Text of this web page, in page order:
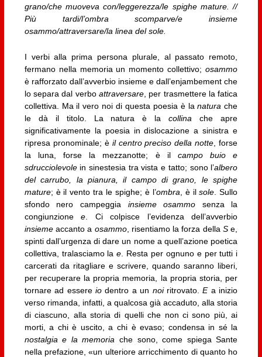
grano/che muoveva con/leggerezza/le spighe mature. //
Più tardi/l’ombra scomparve/e insieme
osammo/attraversare/la linea del sole.
I verbi alla prima persona plurale, al passato remoto,
fermano nella memoria un momento collettivo;osammo
è rafforzato dall’avverbio insieme e dall’enjambement che
lo separa dal verbo attraversare , per trasmettere la fatica
collettiva. Ma il vero noi di questa poesia è lanatura che
le dà il titolo. La natura è lacollina che apre
significativamente la poesia in dislocazione a sinistra e
ripresa pronominale; è il centro preciso della notte , forse
la luna, forse la mezzanotte; è il campo buio e
sdrucciolevolein sinestesia tra vista e tatto; sono l’albero
del carrubo, la pianura, il campo di grano, le spighe
mature; è il vento tra le spighe; è l’ombra , è ilsole . Sullo
sfondo nero campeggia insieme osammo senza la
congiunzionee . Ci colpisce l’evidenza dell’avverbio
insiemeaccanto a osammo, risentiamo la forza della S e,
spinti dall’urgenza di dare un nome a quell’azione poetica
collettiva, tralasciamo lae . Resta per ognuno e per tutti i
carcerati da ritagliare e scrivere, quando saranno liberi,
per recuperare la propria memoria, la propria storia, per
tornare ad essere iodentro a un noiritrovato.Ea inizio
verso rimanda, infatti, a qualcosa già accaduto, alla storia
di ciascuno, alla storia di quelli che non ci sono più, ai
morti, a chi è uscito, a chi è evaso; condensa in sé la
nostalgia e la memoria che sono, come spiega Sante
nella prefazione, «un ulteriore arricchimento di quanto ho